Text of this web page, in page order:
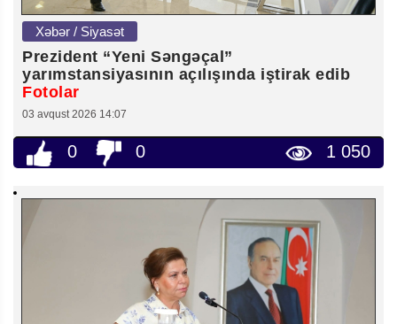
Xəbər / Siyasət
Prezident “Yeni Səngəçal”
yarımstansiyasının açılışında iştirak edib
Fotolar
03 avqust 2026 14:07
0 0 1 050